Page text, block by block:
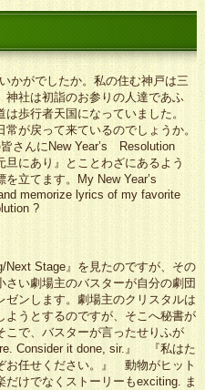
かがでしたか。私の住む神戸は三
神社は初詣のお参りの人達であふ
歩行者天国になっていました。
が戻って来ているのでしょうか。
さんにNew Year’s Resolution
にあり』とことわざにあるよう
立てます。My New Year’s
memorize lyrics of my favorite
?
Stage』を見たのですが、その
い劇場主のバスターが自分の劇団
ンします。劇場主のクリスタルは
うとするのですが、そこへ秘書が
こで、バスターが言ったせりふが
Consider it done, sir.』 『私はた
お任せください。』 動物がヒット
けでなくストーリーもexciting. ま